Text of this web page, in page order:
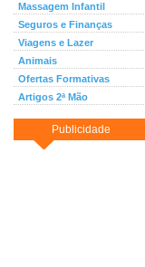
Massagem Infantil
Seguros e Finanças
Viagens e Lazer
Animais
Ofertas Formativas
Artigos 2ª Mão
Publicidade